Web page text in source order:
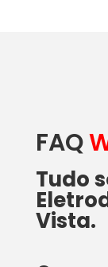
FAQ
Tudo
Vista.